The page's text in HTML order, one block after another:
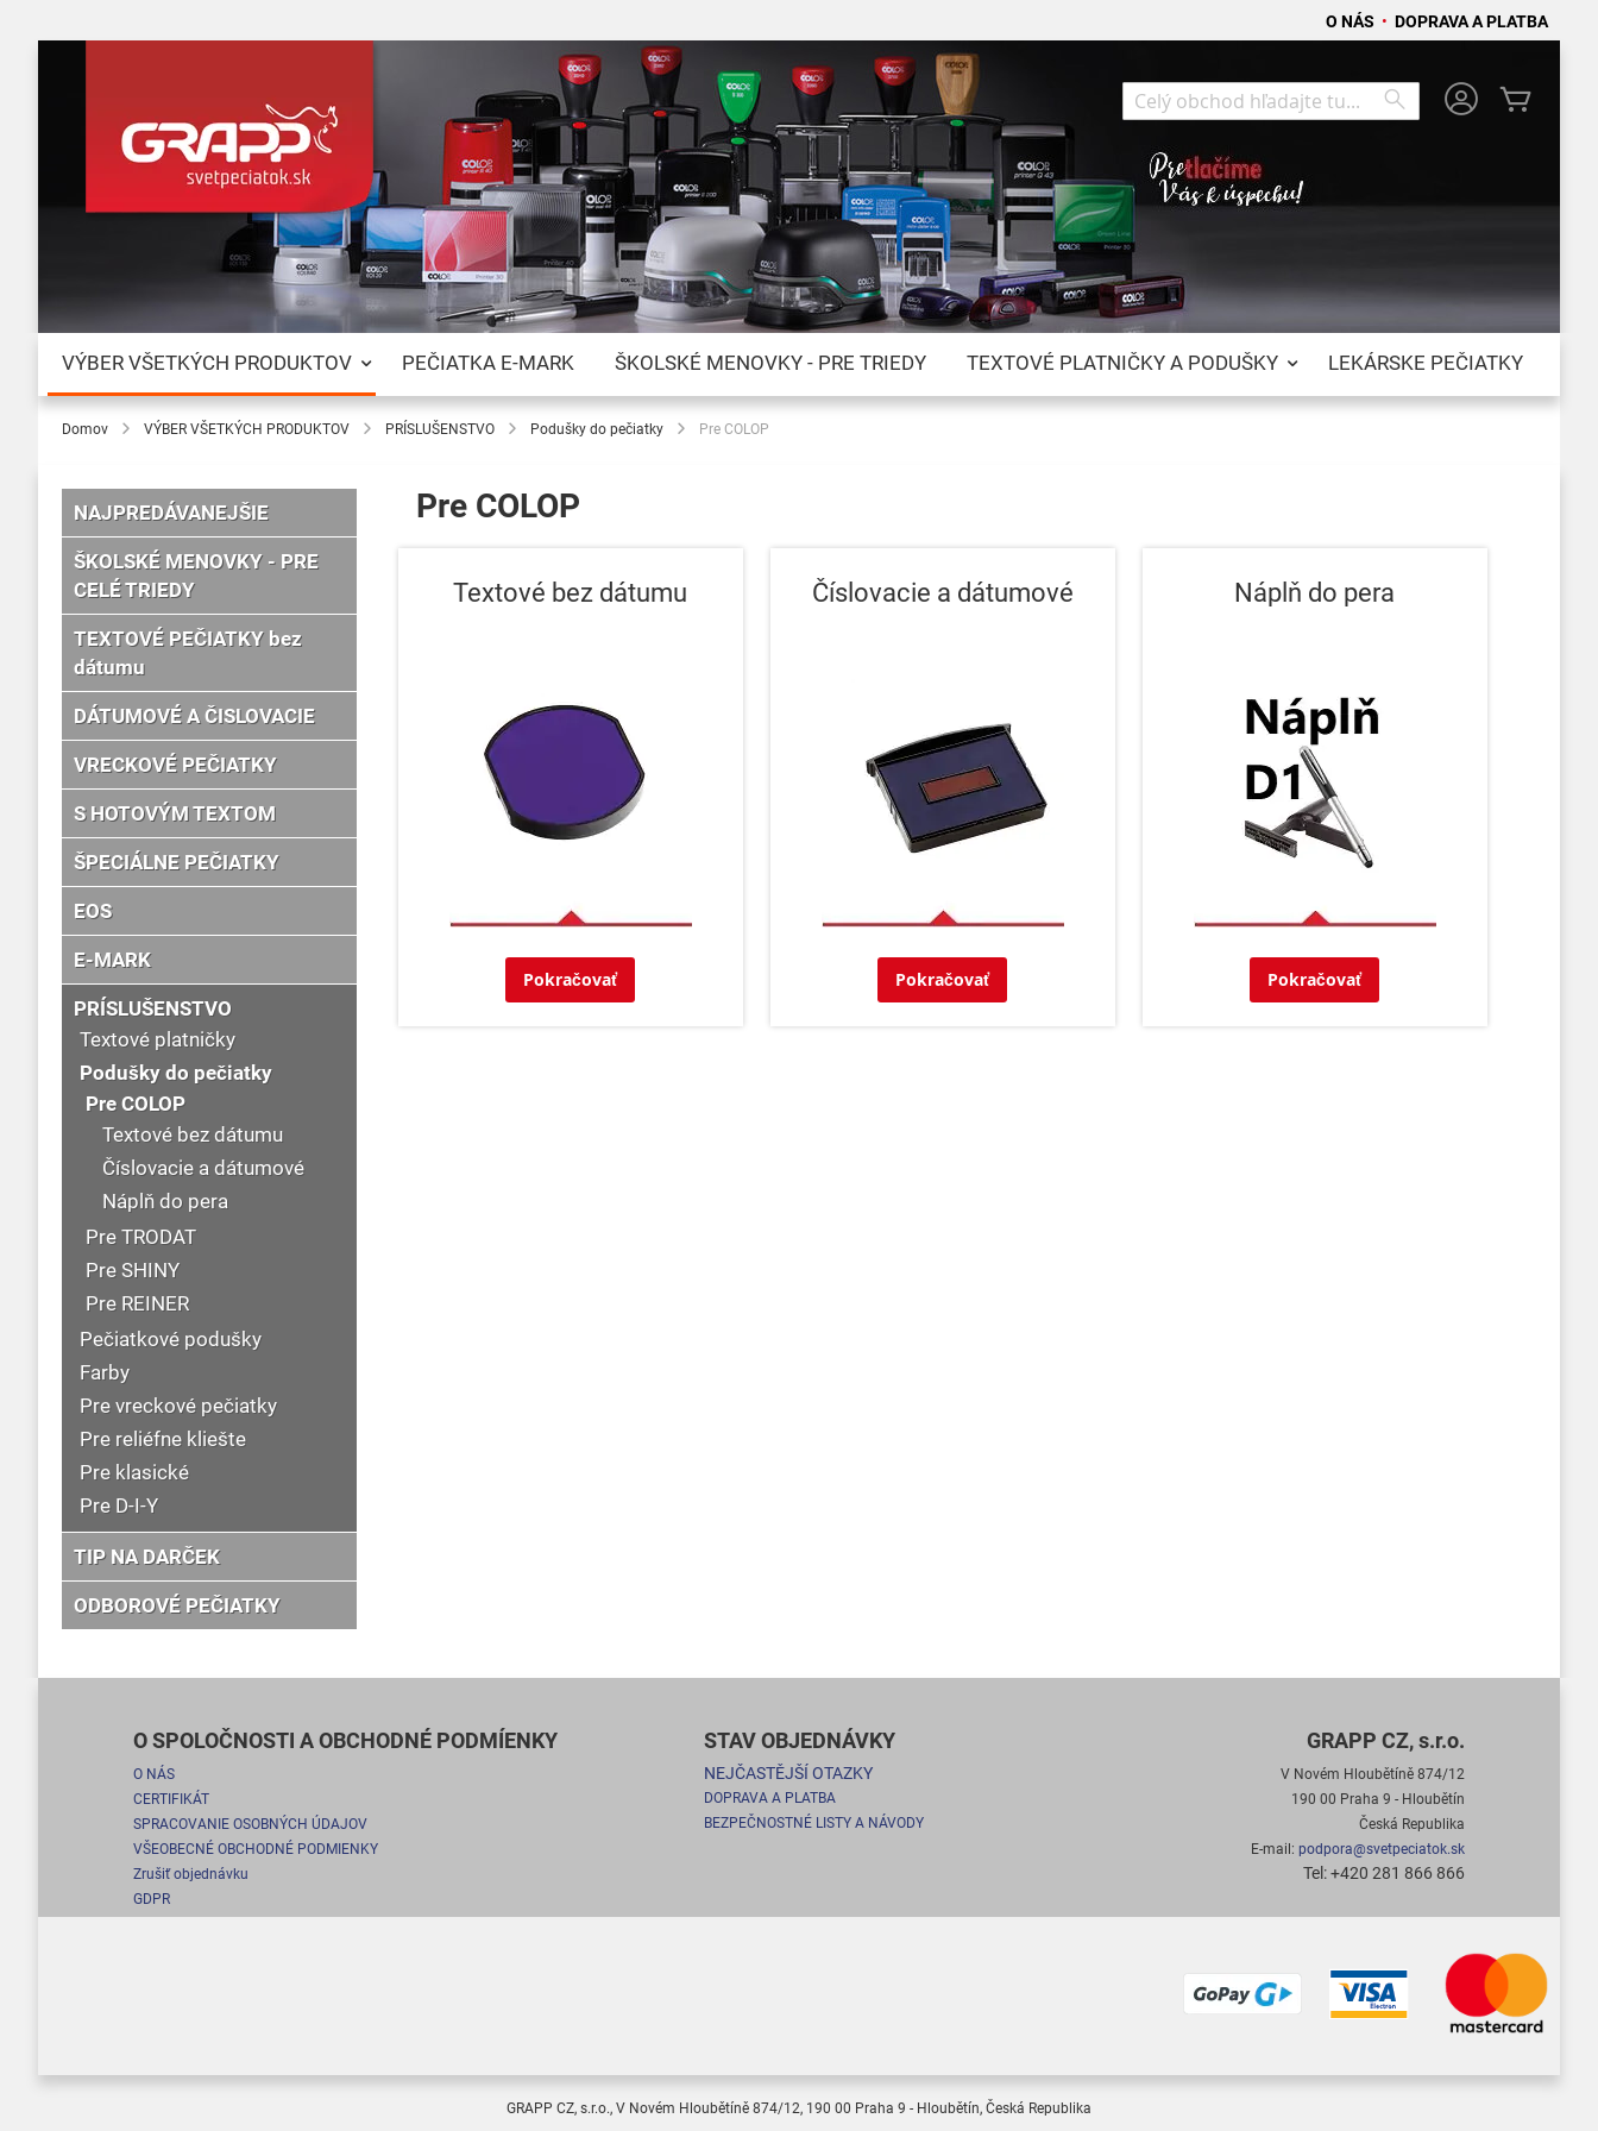
O NÁS • DOPRAVA A PLATBA
to
Content
Search
VÝBER VŠETKÝCH PRODUKTOV PEČIATKA E-MARK ŠKOLSKÉ MENOVKY - PRE TRIEDY TEXTOVÉ PLATNIČKY A PODUŠKY LEKÁRSKE PEČIATKY
Domov VÝBER VŠETKÝCH PRODUKTOV PRÍSLUŠENSTVO Podušky do pečiatky Pre COLOP
Pre COLOP
Textové bez dátumu
Pokračovať
Číslovacie a dátumové
Pokračovať
Náplň do pera
Pokračovať
NAJPREDÁVANEJŠIE
ŠKOLSKÉ MENOVKY - PRE
CELÉ TRIEDY
TEXTOVÉ PEČIATKY bez
dátumu
DÁTUMOVÉ A ČISLOVACIE
VRECKOVÉ PEČIATKY
S HOTOVÝM TEXTOM
ŠPECIÁLNE PEČIATKY
EOS
E-MARK
PRÍSLUŠENSTVO
Textové platničky
Podušky do pečiatky
Pre COLOP
Textové bez dátumu
Číslovacie a dátumové
Náplň do pera
Pre TRODAT
Pre SHINY
Pre REINER
Pečiatkové podušky
Farby
Pre vreckové pečiatky
Pre reliéfne kliešte
Pre klasické
Pre D-I-Y
TIP NA DARČEK
ODBOROVÉ PEČIATKY
O SPOLOČNOSTI A OBCHODNÉ PODMÍENKY
O NÁS
CERTIFIKÁT
SPRACOVANIE OSOBNÝCH ÚDAJOV
VŠEOBECNÉ OBCHODNÉ PODMIENKY
Zrušiť objednávku
GDPR
STAV OBJEDNÁVKY
NEJČASTĚJŠÍ OTAZKY
DOPRAVA A PLATBA
BEZPEČNOSTNÉ LISTY A NÁVODY
GRAPP CZ, s.r.o.
V Novém Hloubětíně 874/12
190 00 Praha 9 - Hloubětín
Česká Republika
E-mail: podpora@svetpeciatok.sk
Tel: +420 281 866 866
GRAPP CZ, s.r.o., V Novém Hloubětíně 874/12, 190 00 Praha 9 - Hloubětín, Česká Republika